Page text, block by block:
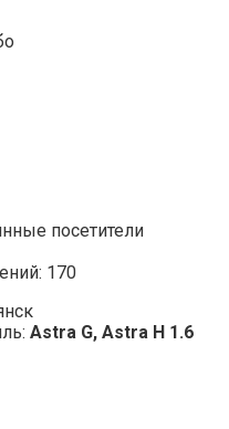
посетители
170
Astra G, Astra H 1.6